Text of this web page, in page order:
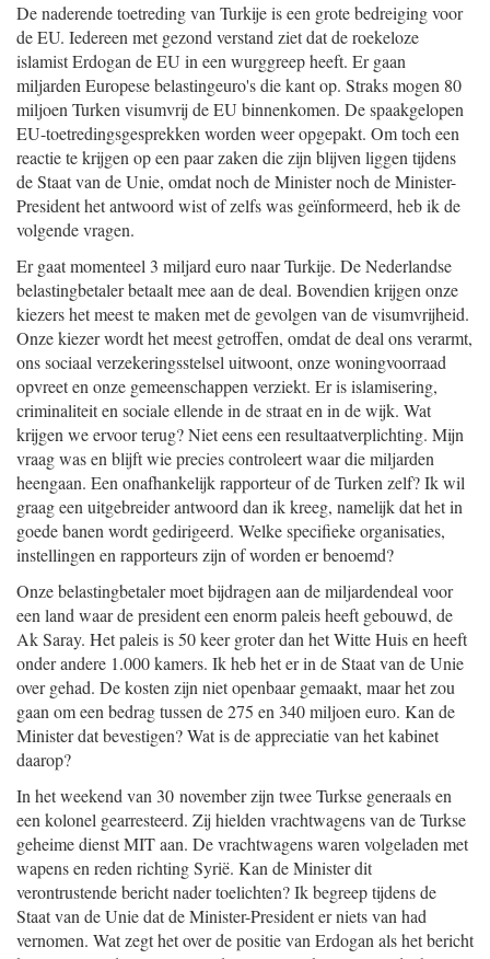
De naderende toetreding van Turkije is een grote bedreiging voor
de EU. Iedereen met gezond verstand ziet dat de roekeloze
islamist Erdogan de EU in een wurggreep heeft. Er gaan
miljarden Europese belastingeuro's die kant op. Straks mogen 80
miljoen Turken visumvrij de EU binnenkomen. De spaakgelopen
EU-toetredingsgesprekken worden weer opgepakt. Om toch een
reactie te krijgen op een paar zaken die zijn blijven liggen tijdens
de Staat van de Unie, omdat noch de Minister noch de Minister-
President het antwoord wist of zelfs was geïnformeerd, heb ik de
volgende vragen.
Er gaat momenteel 3 miljard euro naar Turkije. De Nederlandse
belastingbetaler betaalt mee aan de deal. Bovendien krijgen onze
kiezers het meest te maken met de gevolgen van de visumvrijheid.
Onze kiezer wordt het meest getroffen, omdat de deal ons verarmt,
ons sociaal verzekeringsstelsel uitwoont, onze woningvoorraad
opvreet en onze gemeenschappen verziekt. Er is islamisering,
criminaliteit en sociale ellende in de straat en in de wijk. Wat
krijgen we ervoor terug? Niet eens een resultaatverplichting. Mijn
vraag was en blijft wie precies controleert waar die miljarden
heengaan. Een onafhankelijk rapporteur of de Turken zelf? Ik wil
graag een uitgebreider antwoord dan ik kreeg, namelijk dat het in
goede banen wordt gedirigeerd. Welke specifieke organisaties,
instellingen en rapporteurs zijn of worden er benoemd?
Onze belastingbetaler moet bijdragen aan de miljardendeal voor
een land waar de president een enorm paleis heeft gebouwd, de
Ak Saray. Het paleis is 50 keer groter dan het Witte Huis en heeft
onder andere 1.000 kamers. Ik heb het er in de Staat van de Unie
over gehad. De kosten zijn niet openbaar gemaakt, maar het zou
gaan om een bedrag tussen de 275 en 340 miljoen euro. Kan de
Minister dat bevestigen? Wat is de appreciatie van het kabinet
daarop?
In het weekend van 30 november zijn twee Turkse generaals en
een kolonel gearresteerd. Zij hielden vrachtwagens van de Turkse
geheime dienst MIT aan. De vrachtwagens waren volgeladen met
wapens en reden richting Syrië. Kan de Minister dit
verontrustende bericht nader toelichten? Ik begreep tijdens de
Staat van de Unie dat de Minister-President er niets van had
vernomen. Wat zegt het over de positie van Erdogan als het bericht